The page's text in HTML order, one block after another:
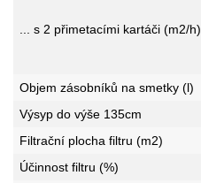
... s 2 přimetacími kartáči (m2/h)
Objem zásobníků na smetky (l)
Výsyp do výše 135cm
Filtrační plocha filtru (m2)
Účinnost filtru (%)